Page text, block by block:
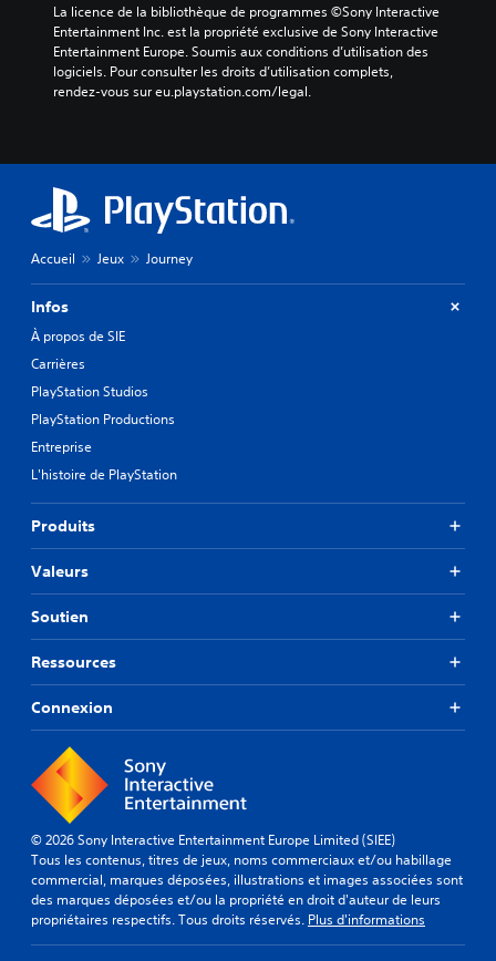
La licence de la bibliothèque de programmes ©Sony Interactive
Entertainment Inc. est la propriété exclusive de Sony Interactive
Entertainment Europe. Soumis aux conditions d’utilisation des
logiciels. Pour consulter les droits d’utilisation complets,
rendez-vous sur eu.playstation.com/legal.
Accueil Jeux Journey
Infos
À propos de SIE
Carrières
PlayStation Studios
PlayStation Productions
Entreprise
L'histoire de PlayStation
Produits
Valeurs
Soutien
Ressources
Connexion
© 2026 Sony Interactive Entertainment Europe Limited (SIEE)
Tous les contenus, titres de jeux, noms commerciaux et/ou habillage
commercial, marques déposées, illustrations et images associées sont
des marques déposées et/ou la propriété en droit d'auteur de leurs
propriétaires respectifs. Tous droits réservés. Plus d'informations